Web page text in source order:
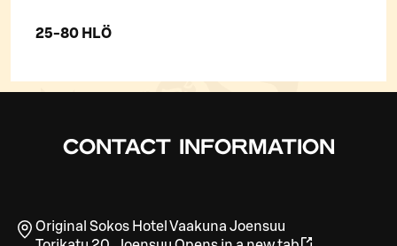
25-80 HLÖ
CONTACT INFORMATION
Original Sokos Hotel Vaakuna Joensuu